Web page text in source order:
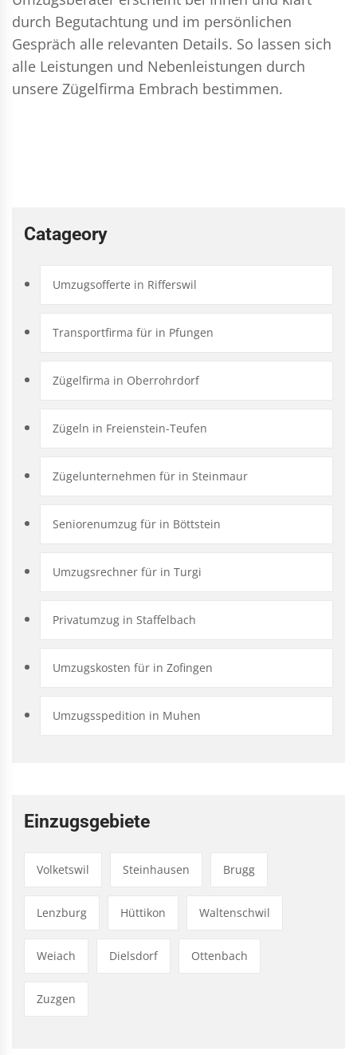
durch Begutachtung und im persönlichen
Gespräch alle relevanten Details. So lassen sich
alle Leistungen und Nebenleistungen durch
unsere Zügelfirma Embrach bestimmen.
Catageory
Umzugsofferte in Rifferswil
Transportfirma für in Pfungen
Zügelfirma in Oberrohrdorf
Zügeln in Freienstein-Teufen
Zügelunternehmen für in Steinmaur
Seniorenumzug für in Böttstein
Umzugsrechner für in Turgi
Privatumzug in Staffelbach
Umzugskosten für in Zofingen
Umzugsspedition in Muhen
Einzugsgebiete
Volketswil Steinhausen Brugg
Lenzburg Hüttikon Waltenschwil
Weiach Dielsdorf Ottenbach
Zuzgen